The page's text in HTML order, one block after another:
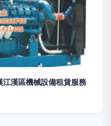
漢區機械設備租賃服務